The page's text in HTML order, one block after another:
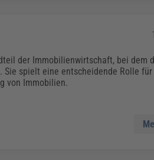
der Immobilienwirtschaft, bei dem
spielt eine entscheidende Rolle für
von Immobilien.